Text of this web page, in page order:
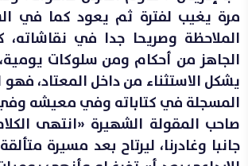
مرة يغيب لفترة ثم يعود كما في
الملاحظة وصريحا جدا في نقاشاته،
الجاهز من أحكام ومن سلوكات
يشكل الاستثناء من داخل المعتاد، فهو
المسجلة في كتاباته وفي معيشه وفي
صاحب المقولة الشهيرة «انتهى
جانبا وغادرنا، ليرتاح بعد مسيرة